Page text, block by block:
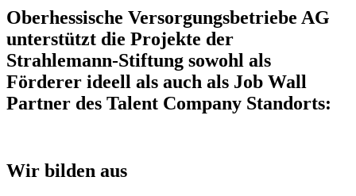
Oberhessische Versorgungsbetriebe AG
unterstützt die Projekte der
Strahlemann-Stiftung sowohl als
Förderer ideell als auch als Job Wall
Partner des Talent Company Standorts:
Wir bilden aus